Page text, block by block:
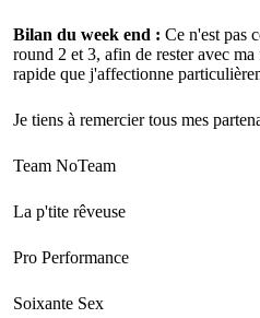
Bilan du week end : Ce n'est pas
round 2 et 3, afin de rester avec
rapide que j'affectionne
Je tiens à remercier tous mes
Team NoTeam
La p'tite rêveuse
Pro Performance
Soixante Sex